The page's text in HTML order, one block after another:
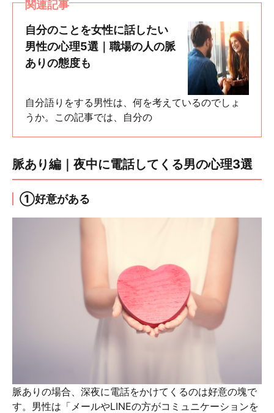
関連記事
自分のことを女性に話したい
男性の心理5選｜職場の人の脈
ありの態度も
自分語りをする男性は、何を考えているのでしょ
うか。この記事では、自分の
脈あり編｜夜中に電話してくる男の心理3選
①好意がある
脈ありの場合、深夜に電話をかけてくるのは好意の塊で
す。男性は「メールやLINEの方がコミュニケーションを